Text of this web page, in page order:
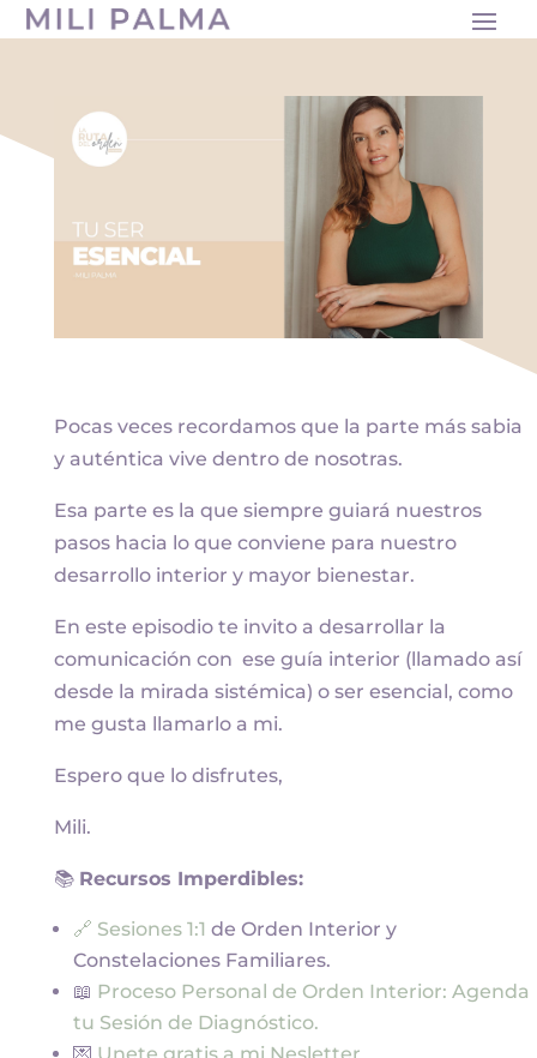
Pocas veces recordamos que la parte más sabia
y auténtica vive dentro de nosotras.
Esa parte es la que siempre guiará nuestros
pasos hacia lo que conviene para nuestro
desarrollo interior y mayor bienestar.
En este episodio te invito a desarrollar la
comunicación con ese guía interior (llamado así
desde la mirada sistémica) o ser esencial, como
me gusta llamarlo a mi.
Espero que lo disfrutes,
Mili.
📚 Recursos Imperdibles:
🔗 Sesiones 1:1 de Orden Interior y
Constelaciones Familiares.
📖 Proceso Personal de Orden Interior: Agenda
tu Sesión de Diagnóstico.
💌 Unete gratis a mi Nesletter